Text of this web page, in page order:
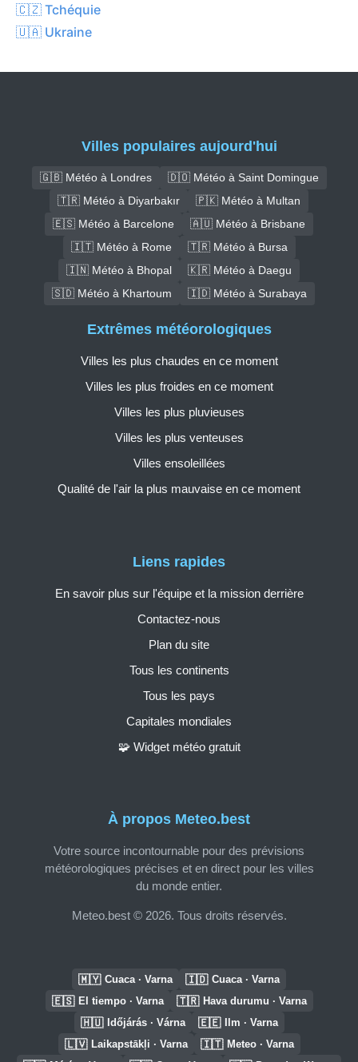
🇨🇿 Tchéquie
🇺🇦 Ukraine
Villes populaires aujourd'hui
🇬🇧 Météo à Londres
🇩🇴 Météo à Saint Domingue
🇹🇷 Météo à Diyarbakır
🇵🇰 Météo à Multan
🇪🇸 Météo à Barcelone
🇦🇺 Météo à Brisbane
🇮🇹 Météo à Rome
🇹🇷 Météo à Bursa
🇮🇳 Météo à Bhopal
🇰🇷 Météo à Daegu
🇸🇩 Météo à Khartoum
🇮🇩 Météo à Surabaya
À propos Meteo.best
Votre source incontournable pour des prévisions
météorologiques précises et en direct pour les villes
du monde entier.
Meteo.best © 2026. Tous droits réservés.
Liens rapides
En savoir plus sur l'équipe et la mission derrière
Contactez-nous
Plan du site
Tous les continents
Tous les pays
Capitales mondiales
🧩 Widget météo gratuit
Extrêmes météorologiques
Villes les plus chaudes en ce moment
Villes les plus froides en ce moment
Villes les plus pluvieuses
Villes les plus venteuses
Villes ensoleillées
Qualité de l'air la plus mauvaise en ce moment
🇲🇾 Cuaca · Varna 🇮🇩 Cuaca · Varna
🇪🇸 El tiempo · Varna 🇹🇷 Hava durumu · Varna
🇭🇺 Időjárás · Várna 🇪🇪 Ilm · Varna
🇱🇻 Laikapstākļi · Varna 🇮🇹 Meteo · Varna